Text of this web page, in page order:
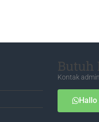
Butuh
Kontak